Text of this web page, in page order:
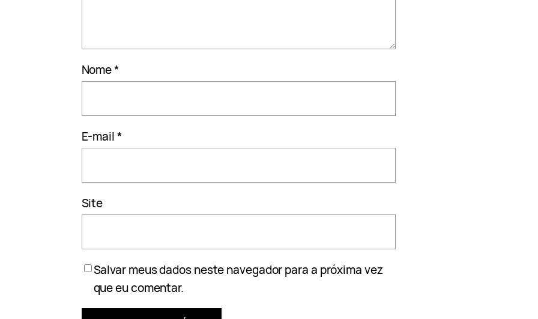
Nome*
E-mail*
Site
Salvar meus dados neste navegador para a próxima vez
que eu comentar.